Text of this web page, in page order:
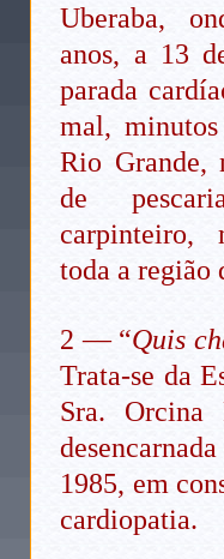
Uberaba,
anos, a 13
parada
mal, minutos
Rio Grande,
de
carpinteiro,
toda a
2 — “Quis
Trata-se da
Sra. Orcina
1985, em
cardiopatia.